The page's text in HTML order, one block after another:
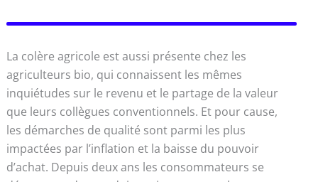
La colère agricole est aussi présente chez les
agriculteurs bio, qui connaissent les mêmes
inquiétudes sur le revenu et le partage de la valeur
que leurs collègues conventionnels. Et pour cause,
les démarches de qualité sont parmi les plus
impactées par l’inflation et la baisse du pouvoir
d’achat. Depuis deux ans les consommateurs se